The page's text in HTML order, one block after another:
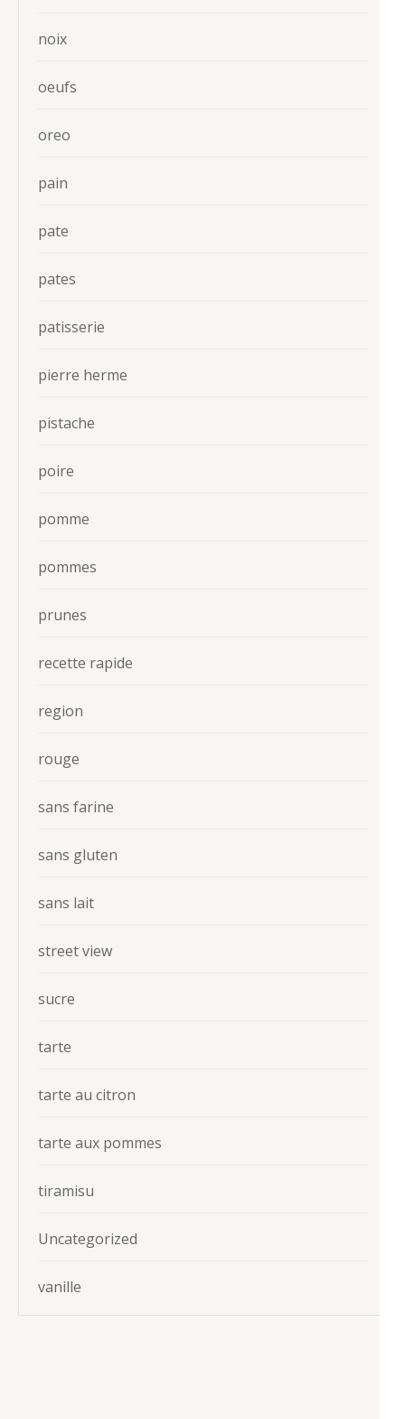
noix
oeufs
oreo
pain
pate
pates
patisserie
pierre herme
pistache
poire
pomme
pommes
prunes
recette rapide
region
rouge
sans farine
sans gluten
sans lait
street view
sucre
tarte
tarte au citron
tarte aux pommes
tiramisu
Uncategorized
vanille